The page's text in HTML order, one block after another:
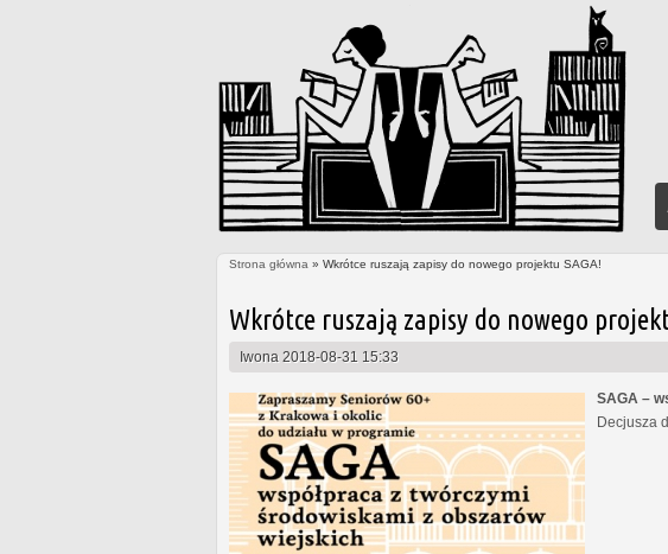
Strona główna » Wkrótce ruszają zapisy do nowego projektu SAGA!
Wkrótce ruszają zapisy do nowego
Iwona 2018-08-31 15:33
SAGA –
Decjusza